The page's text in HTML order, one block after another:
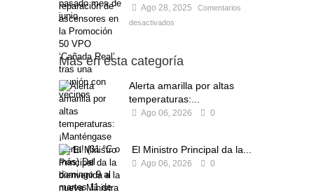
Ago 28, 2025
Comentarios
desactivados
Más en esta categoría
Alerta amarilla por altas
temperaturas:...
Ago 06, 2026 0
El Ministro Principal da la...
Ago 06, 2026 0